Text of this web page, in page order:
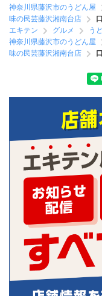
神奈川県藤沢市のうどん屋
味の民芸藤沢湘南台店
エキテン
グルメ う
神奈川県藤沢市のうどん屋
味の民芸藤沢湘南台店